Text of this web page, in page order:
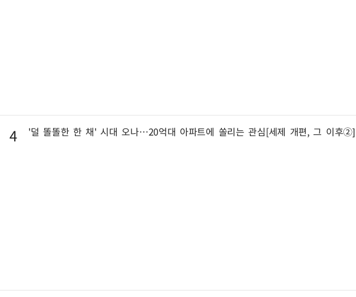
4 '덜 똘똘한 한 채' 시대 오나…20억대 아파트에 쏠리는 관심[세제 개편, 그 이후②]